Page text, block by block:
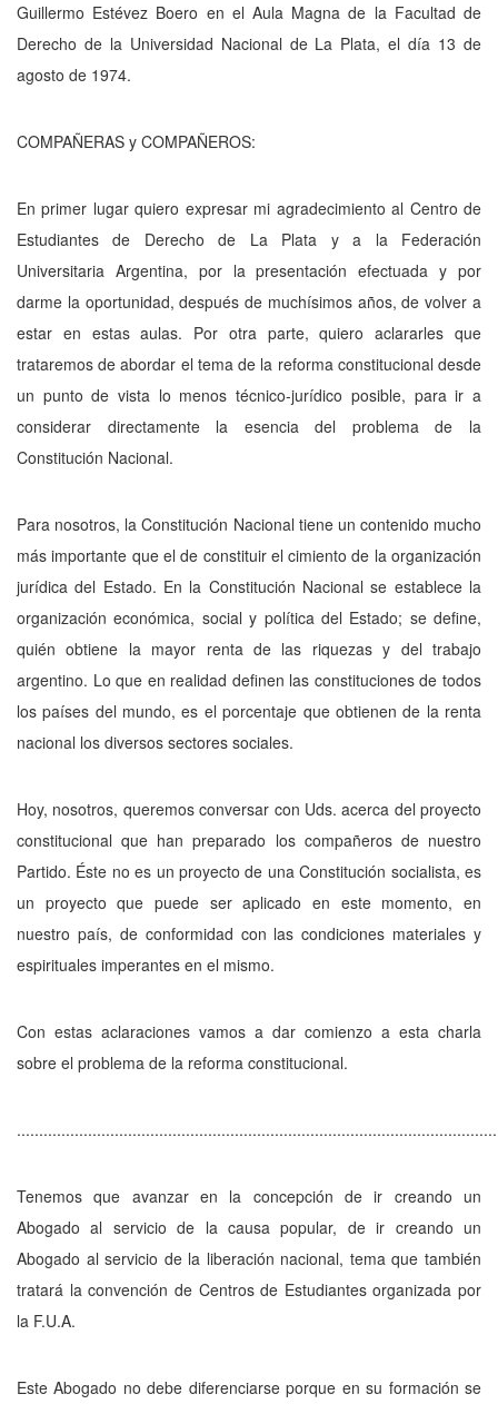
Guillermo Estévez Boero en el Aula Magna de la Facultad de
Derecho de la Universidad Nacional de La Plata, el día 13 de
agosto de 1974.
COMPAÑERAS y COMPAÑEROS:
En primer lugar quiero expresar mi agradecimiento al Centro de
Estudiantes de Derecho de La Plata y a la Federación
Universitaria Argentina, por la presentación efectuada y por
darme la oportunidad, después de muchísimos años, de volver a
estar en estas aulas. Por otra parte, quiero aclararles que
trataremos de abordar el tema de la reforma constitucional desde
un punto de vista lo menos técnico-jurídico posible, para ir a
considerar directamente la esencia del problema de la
Constitución Nacional.
Para nosotros, la Constitución Nacional tiene un contenido mucho
más importante que el de constituir el cimiento de la organización
jurídica del Estado. En la Constitución Nacional se establece la
organización económica, social y política del Estado; se define,
quién obtiene la mayor renta de las riquezas y del trabajo
argentino. Lo que en realidad definen las constituciones de todos
los países del mundo, es el porcentaje que obtienen de la renta
nacional los diversos sectores sociales.
Hoy, nosotros, queremos conversar con Uds. acerca del proyecto
constitucional que han preparado los compañeros de nuestro
Partido. Éste no es un proyecto de una Constitución socialista, es
un proyecto que puede ser aplicado en este momento, en
nuestro país, de conformidad con las condiciones materiales y
espirituales imperantes en el mismo.
Con estas aclaraciones vamos a dar comienzo a esta charla
sobre el problema de la reforma constitucional.
Tenemos que avanzar en la concepción de ir creando un
Abogado al servicio de la causa popular, de ir creando un
Abogado al servicio de la liberación nacional, tema que también
tratará la convención de Centros de Estudiantes organizada por
la F.U.A.
Este Abogado no debe diferenciarse porque en su formación se